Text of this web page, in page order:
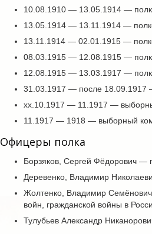
10.08.1910 — 13.05.1914 —
13.05.1914 — 13.11.1914 —
13.11.1914 — 02.01.1915 —
08.03.1915 — 12.08.1915 —
12.08.1915 — 13.03.1917 —
31.03.1917 — после 18.09.1917
xx.10.1917 — 11.1917 —
11.1917 — 1918 — выборный
Офицеры полка
Борзяков, Сергей Фёдорович —
Деревенко, Владимир
Жолтенко, Владимир Семёнович
войн, гражданской войны в
Тулубьев Александр